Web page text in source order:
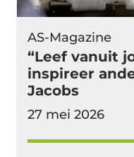
AS-Magazine
“Leef vanuit
inspireer
Jacobs
27 mei 2026